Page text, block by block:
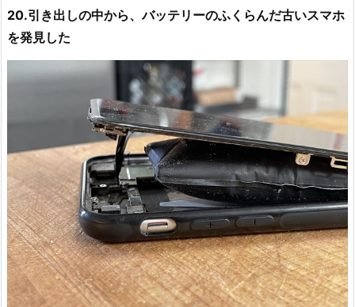
20.引き出しの中から、バッテリーのふくらんだ古いスマホ
を発見した